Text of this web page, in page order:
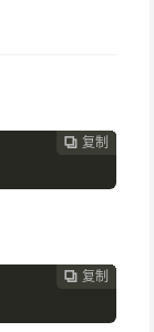
 复制
 复制
 复制
 复制
 复制
 复制
 复制
 复制
 复制
 复制
 复制
 复制
 复制
 复制
 复制
 复制
 复制
 复制
 复制
 复制
 复制